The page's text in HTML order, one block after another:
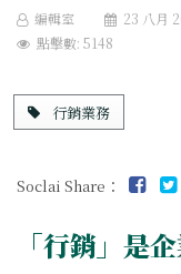
編輯室 23 八月
點擊數: 5148
行銷業務
Soclai Share：
「行銷」是